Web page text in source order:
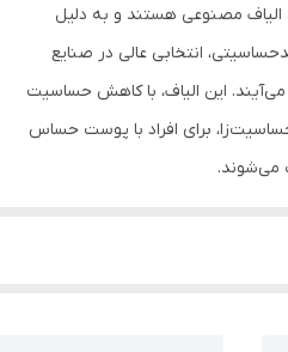
الیاف مصنوعی هستند و به دلیل
انتخابی عالی در صنایع
این الیاف، با کاهش حساسیت
برای افراد با پوست حساس
می‌شوند.